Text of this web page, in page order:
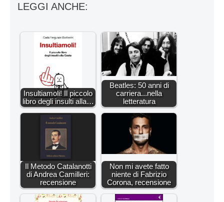
LEGGI ANCHE:
Insultiamoli! Il piccolo
libro degli insulti alla…
Beatles: 50 anni di
carriera...nella
letteratura
Il Metodo Catalanotti
di Andrea Camilleri:
recensione
Non mi avete fatto
niente di Fabrizio
Corona, recensione